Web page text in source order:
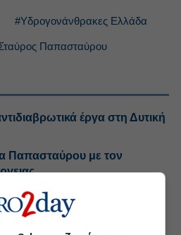
#Υδρογονάνθρακες Ελλάδα
Παπασταύρου
έργα στη Δυτική
Παπασταύρου με τον
με τα
ανθεκτικότητα
σε κρίσιμα μέταλλα